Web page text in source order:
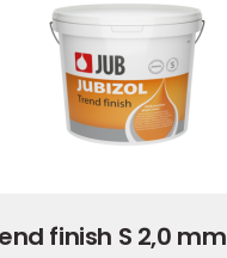
finish S 2,0 mm